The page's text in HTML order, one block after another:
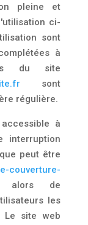
pleine et
ci-
sont
à
du site
sont
régulière.
à
interruption
peut être
couverture-
alors de
les
Le site web